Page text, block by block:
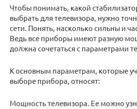
Чтобы понимать, какой
выбрать для телевизора, нужно
сети. Понять, насколько сильны и
Ведь все приборы имеют разную
должна сочетаться с параметрами
К основным параметрам, которые
выборе прибора, относят:
Мощность телевизора. Ее можно